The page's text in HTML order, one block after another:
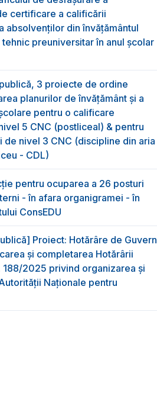
certificare a calificării
absolvenţilor din învăţământul
preuniversitar în anul şcolar
3 proiecte de ordine
planurilor de învățământ și a
pentru o calificare
5 CNC (postliceal) & pentru
de nivel 3 CNC (discipline din aria
- CDL)
pentru ocuparea a 26 posturi
- în afara organigramei - în
ConsEDU
Proiect: Hotărâre de Guvern
și completarea Hotărârii
188/2025 privind organizarea şi
Naţionale pentru